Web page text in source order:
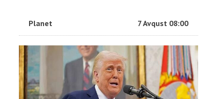
Planet 7 Avqust 08:00